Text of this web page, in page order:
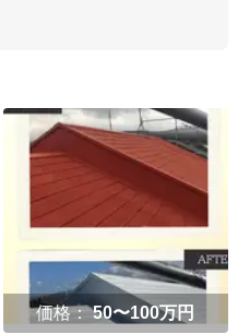
価格：50〜100万円